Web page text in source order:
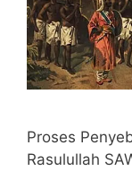
Proses
Rasulullah